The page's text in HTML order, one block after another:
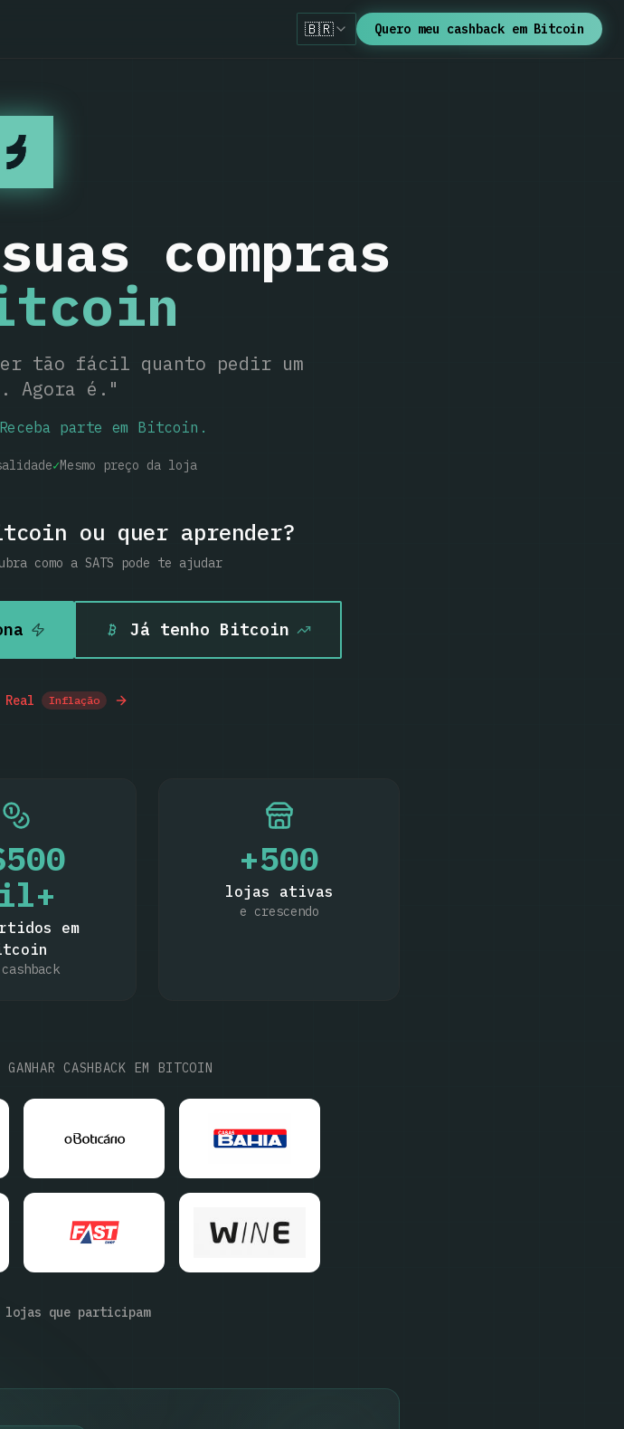
🇧🇷 Quero meu cashback em Bitcoin
🇧🇷 Português
compras
tão fácil quanto pedir um
Agora é."
Receba parte em Bitcoin.
✓Mesmo preço da loja
ou quer aprender?
como a SATS pode te ajudar
Já tenho Bitcoin
Inflação
500
em
+500
lojas ativas
e crescendo
CASHBACK EM BITCOIN
lojas que participam